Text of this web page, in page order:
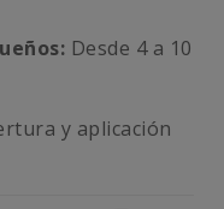
Desde 4 a 10
y aplicación